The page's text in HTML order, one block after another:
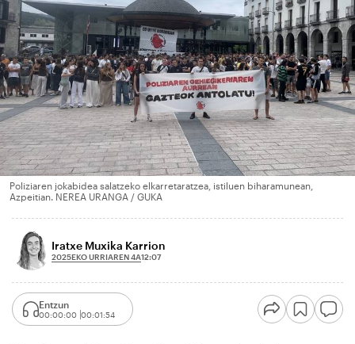
Poliziaren jokabidea salatzeko elkarretaratzea, istiluen biharamunean,
Azpeitian. NEREA URANGA / GUKA
Iratxe Muxika Karrion
2025EKO URRIAREN 4A12:07
Entzun
00:00:00 00:01:54